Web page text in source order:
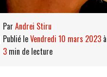
par Andrei Stiru
publié le vendredi 10 mars 2023 à
3 min de lecture